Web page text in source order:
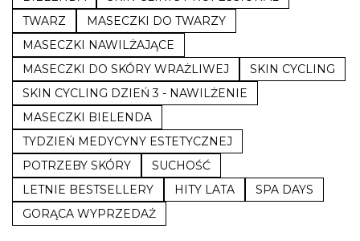
TWARZ
MASECZKI DO TWARZY
MASECZKI NAWILŻAJĄCE
MASECZKI DO SKÓRY WRAŻLIWEJ
SKIN CYCLING
SKIN CYCLING DZIEŃ 3 - NAWILŻENIE
MASECZKI BIELENDA
TYDZIEŃ MEDYCYNY ESTETYCZNEJ
POTRZEBY SKÓRY
SUCHOŚĆ
LETNIE BESTSELLERY
HITY LATA
SPA DAYS
GORĄCA WYPRZEDAŻ